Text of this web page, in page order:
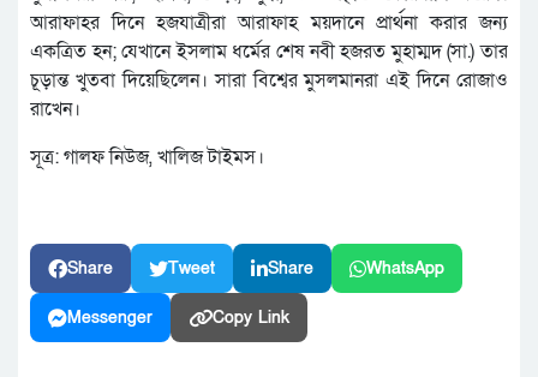
আরাফাহর দিনে হজযাত্রীরা আরাফাহ ময়দানে প্রার্থনা করার জন্য
একত্রিত হন; যেখানে ইসলাম ধর্মের শেষ নবী হজরত মুহাম্মদ (সা.) তার
চূড়ান্ত খুতবা দিয়েছিলেন। সারা বিশ্বের মুসলমানরা এই দিনে রোজাও
রাখেন।
সূত্র: গালফ নিউজ, খালিজ টাইমস।
Share Tweet Share WhatsApp
Messenger Copy Link